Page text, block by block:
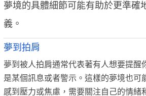
夢境的具體細節可能有助於更準確
義。
夢到拍肩
夢到被人拍肩通常代表著有人想要提醒
是某個訊息或者警示。這樣的夢境也可
感到壓力或焦慮，需要關注自己的情緒